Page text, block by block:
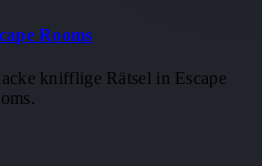
Rooms
knifflige Rätsel in Escape